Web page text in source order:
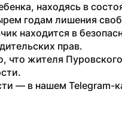
находясь в
годам лишения
находится в
прав.
что жителя
— в нашем Telegram-